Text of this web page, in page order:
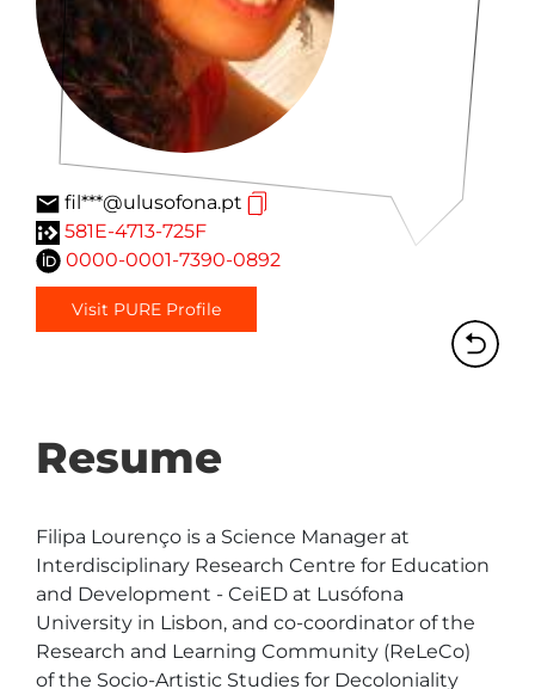
fil***@ulusofona.pt
581E-4713-725F
0000-0001-7390-0892
Visit PURE Profile
Resume
Filipa Lourenço is a Science Manager at
Interdisciplinary Research Centre for Education
and Development - CeiED at Lusófona
University in Lisbon, and co-coordinator of the
Research and Learning Community (ReLeCo)
of the Socio-Artistic Studies for Decoloniality